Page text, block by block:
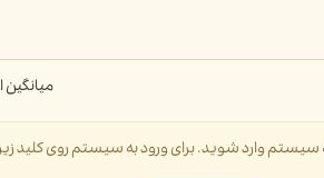
میانگین
به سیستم وارد شوید. برای ورود به سیستم روی کلید